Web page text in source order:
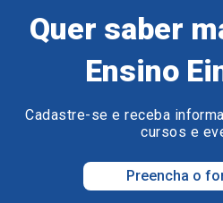
Quer saber
Ensino
Cadastre-se e receba
cursos e
Preencha o